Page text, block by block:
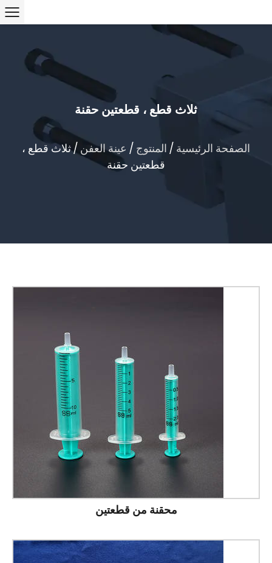
ثلاث قطع ، قطعتين حقنة
الصفحة الرئيسية / المنتوج / عينة العفن /ثلاث قطع ،
قطعتين حقنة
محقنة من قطعتين